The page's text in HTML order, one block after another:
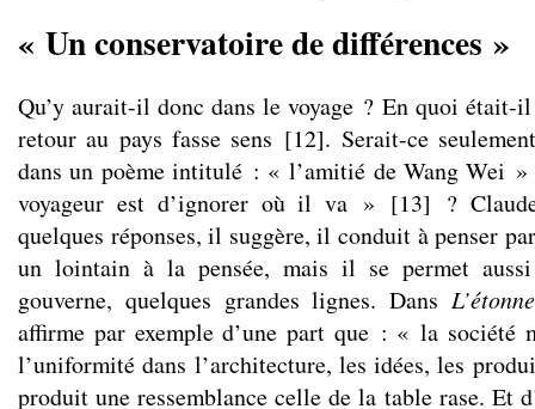
« Un conservatoire de différences »
Qu’y aurait-il donc dans le voyage ? En quoi était-
retour au pays fasse sens [12]. Serait-ce
dans un poème intitulé : « l’amitié de Wang Wei
voyageur est d’ignorer où il va » [13] ?
quelques réponses, il suggère, il conduit à penser
un lointain à la pensée, mais il se permet
gouverne, quelques grandes lignes. Dans
affirme par exemple d’une part que : « la société
l’uniformité dans l’architecture, les idées, les
produit une ressemblance celle de la table rase. Et